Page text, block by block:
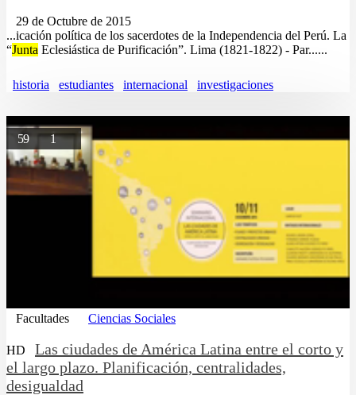
29 de Octubre de 2015
...icación política de los sacerdotes de la Independencia del Perú. La
“Junta Eclesiástica de Purificación”. Lima (1821-1822) - Par......
historia estudiantes internacional investigaciones
591
Facultades Ciencias Sociales
HD
Las ciudades de América Latina entre el corto y
el largo plazo. Planificación, centralidades,
desigualdad